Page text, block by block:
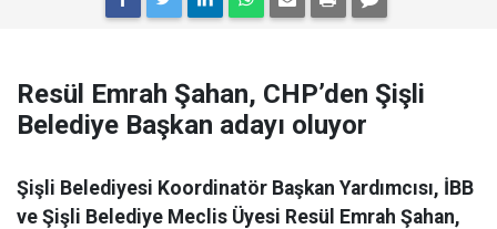
Resül Emrah Şahan, CHP’den Şişli
Belediye Başkan adayı oluyor
Şişli Belediyesi Koordinatör Başkan Yardımcısı, İBB
ve Şişli Belediye Meclis Üyesi Resül Emrah Şahan,